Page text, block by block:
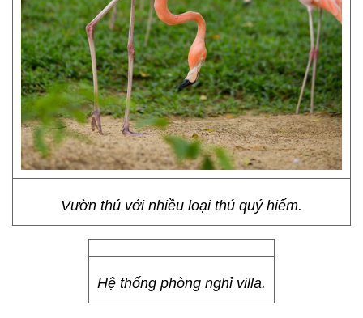
Vườn thú với nhiều loại thú quý hiếm.
Hệ thống phòng nghỉ villa.